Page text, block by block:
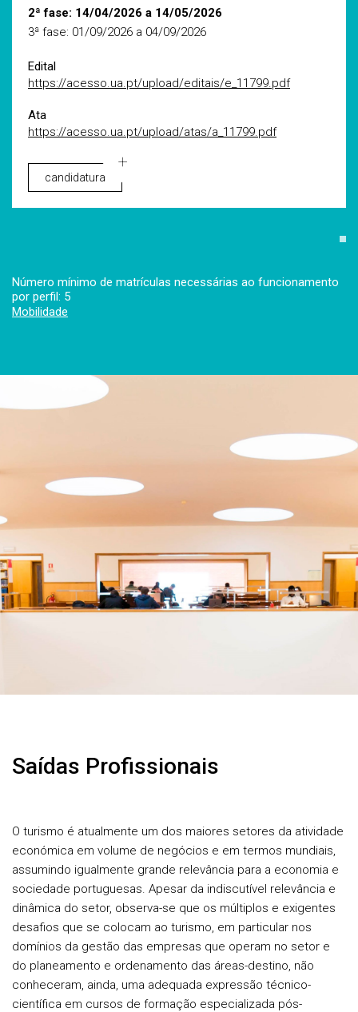
2ª fase: 14/04/2026 a 14/05/2026
3ª fase: 01/09/2026 a 04/09/2026
Edital
https://acesso.ua.pt/upload/editais/e_11799.pdf
Ata
https://acesso.ua.pt/upload/atas/a_11799.pdf
candidatura
Número mínimo de matrículas necessárias ao funcionamento
por perfil: 5
Mobilidade
Saídas Profissionais
O turismo é atualmente um dos maiores setores da atividade
económica em volume de negócios e em termos mundiais,
assumindo igualmente grande relevância para a economia e
sociedade portuguesas. Apesar da indiscutível relevância e
dinâmica do setor, observa-se que os múltiplos e exigentes
desafios que se colocam ao turismo, em particular nos
domínios da gestão das empresas que operam no setor e
do planeamento e ordenamento das áreas-destino, não
conheceram, ainda, uma adequada expressão técnico-
científica em cursos de formação especializada pós-